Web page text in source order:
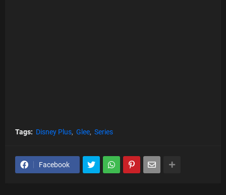
Tags: Disney Plus Glee Series
Facebook